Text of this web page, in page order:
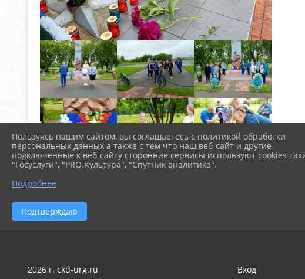
2026 г. ckd-urg.ru Вход
Пользуясь нашим сайтом, вы соглашаетесь с политикой обработки
персональных данных а также с тем что наш веб-сайт и другие
подключенные к веб-сайту сторонние сервисы используют cookies
"Госуслуги", "PRO.Культура", "Спутник аналитика".
Подробнее
Подтверждаю